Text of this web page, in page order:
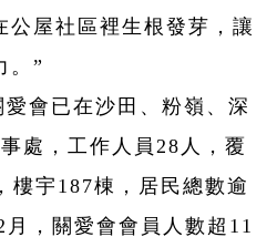
公屋社區裡生根發芽，讓
。”
會已在沙田、粉嶺、深
處，工作人員28人，覆
樓宇187棟，居民總數逾
，關愛會會員人數超11